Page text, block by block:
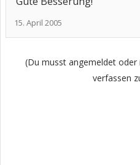
15. April 2005
(Du musst angemeldet
verfassen